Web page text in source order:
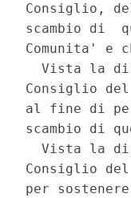
Consiglio,
scambio di
Comunita' e
Vista la
Consiglio
al fine di
scambio di
Vista la
Consiglio
per